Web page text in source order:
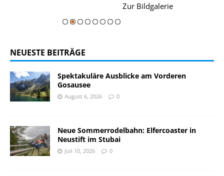
Zur Bildgalerie
NEUESTE BEITRÄGE
Spektakuläre Ausblicke am Vorderen
Gosausee
August 6, 2026 0
Neue Sommerrodelbahn: Elfercoaster in
Neustift im Stubai
Juli 10, 2026 0